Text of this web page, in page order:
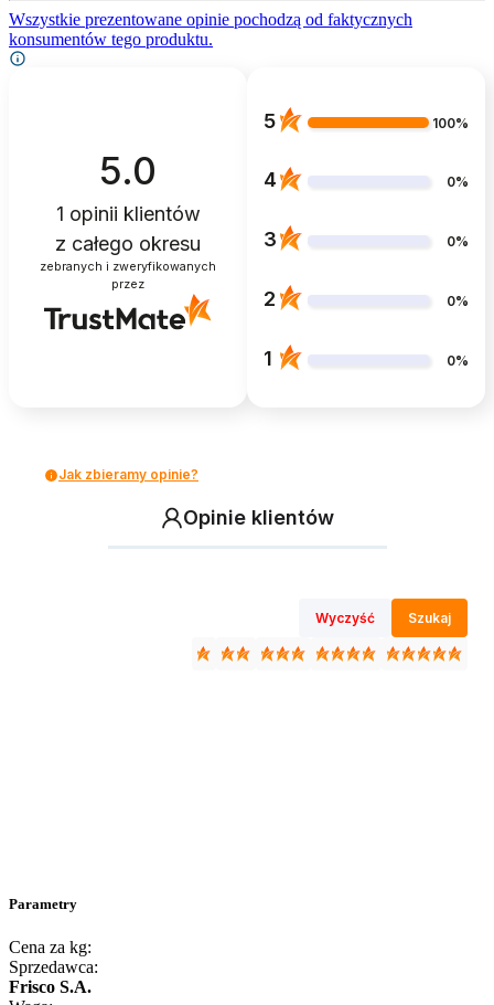
Wszystkie prezentowane opinie pochodzą od faktycznych
konsumentów tego produktu.
5.0
1 opinii klientów
z całego okresu
zebranych i zweryfikowanych
przez
5 100%
4 0%
3 0%
2 0%
1 0%
Jak zbieramy opinie?
Opinie klientów
Wyczyść Szukaj
Parametry
Cena za kg:
Sprzedawca:
Frisco S.A.